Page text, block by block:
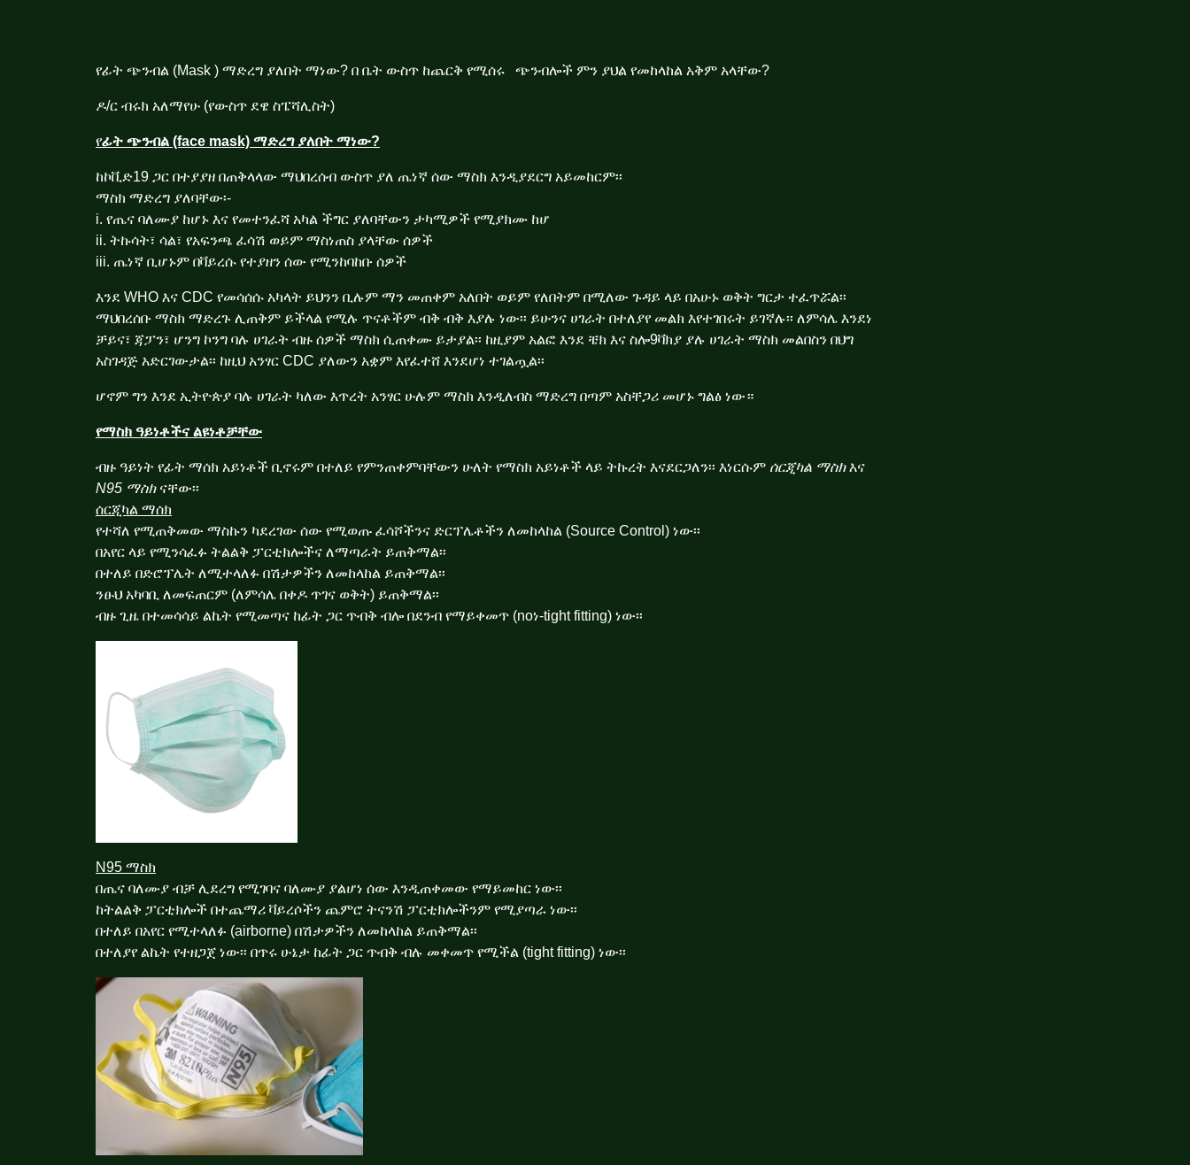
የፊት ጭንብል (Mask ) ማድረግ ያለበት ማነው? በ ቤት ውስጥ ከጨርቅ የሚሰሩ ጭንብሎች ምን ያህል የመከላከል አቅም አላቸው?
ዶ/ር ብሩክ አለማየሁ (የውስጥ ደዌ ስፔሻሊስት)
የፊት ጭንብል (face mask) ማድረግ ያለበት ማነው?
ከኮቪድ19 ጋር በተያያዘ በጠቅላላው ማህበረሰብ ውስጥ ያለ ጤነኛ ሰው ማስክ እንዲያደርግ አይመከርም፡፡
ማስክ ማድረግ ያለባቸው፡-
i. የጤና ባለሙያ ከሆኑ እና የመተንፈሻ አካል ችግር ያለባቸውን ታካሚዎች የሚያክሙ ከሆ
ii. ትኩሳት፣ ሳል፣ የአፍንጫ ፈሳሽ ወይም ማስነጠስ ያላቸው ሰዎች
iii. ጤነኛ ቢሆኑም በቫይረሱ የተያዘን ሰው የሚንከባከቡ ሰዎች
እንደ WHO እና CDC የመሳሰሱ አካላት ይህንን ቢሉም ማን መጠቀም አለበት ወይም የለበትም በሚለው ጉዳይ ላይ በአሁኑ ወቅት ግርታ ተፈጥሯል፡፡
ማህበረሰቡ ማስክ ማድረጉ ሊጠቅም ይችላል የሚሉ ጥናቶችም ብቅ ብቅ እያሉ ነው፡፡ ይሁንና ሀገራት በተለያየ መልክ እየተገበሩት ይገኛሉ፡፡ ለምሳሌ እንደነ
ቻይና፣ ጃፓን፣ ሆንግ ኮንግ ባሉ ሀገራት ብዙ ሰዎች ማስክ ሲጠቀሙ ይታያል፡፡ ከዚያም አልፎ እንደ ቼክ እና ስሎ9ቫክያ ያሉ ሀገራት ማስክ መልበስን በህግ
አስገዳጅ አድርገውታል፡፡ ከዚህ አንፃር CDC ያለውን አቋም እየፈተሸ እንደሆነ ተገልጧል፡፡
ሆኖም ግን እንደ ኢትዮጵያ ባሉ ሀገራት ካለው እጥረት አንፃር ሁሉም ማስክ እንዲለብስ ማድረግ በጣም አስቸጋሪ መሆኑ ግልፅ ነው።
የማስክ ዓይነቶችና ልዩነቶቻቸው
ብዙ ዓይነት የፊት ማሰክ አይነቶች ቢኖሩም በተለይ የምንጠቀምባቸውን ሁለት የማስክ አይነቶች ላይ ትኩረት እናደርጋለን፡፡ እነርሱም ሰርጂካል ማስክእና
N95 ማስክናቸው፡፡
ሰርጂካል ማሰክ
የተሻለ የሚጠቅመው ማስኩን ካደረገው ሰው የሚወጡ ፈሳሾችንና ድርፕሌቶችን ለመከላከል (Source Control) ነው፡፡
በአየር ላይ የሚንሳፈፉ ትልልቅ ፓርቲክሎችና ለማጣራት ይጠቅማል፡፡
በተለይ በድሮፕሌት ለሚተላለፉ በሽታዎችን ለመከላከል ይጠቅማል፡፡
ንፁህ አካባቢ ለመፍጠርም (ለምሳሌ በቀዶ ጥገና ወቅት) ይጠቅማል፡፡
ብዙ ጊዜ በተመሳሳይ ልኬት የሚመጣና ከፊት ጋር ጥብቅ ብሎ በደንብ የማይቀመጥ (noነ-tight fitting) ነው፡፡
N95 ማስክ
በጤና ባለሙያ ብቻ ሊደረግ የሚገባና ባለሙያ ያልሆነ ሰው እንዲጠቀመው የማይመከር ነው፡፡
ከትልልቅ ፓርቲክሎች በተጨማሪ ቫይረሶችን ጨምሮ ትናንሽ ፓርቲክሎችንም የሚያጣራ ነው፡፡
በተለይ በአየር የሚተላለፉ (airborne) በሽታዎችን ለመከላከል ይጠቅማል፡፡
በተለያየ ልኬት የተዘጋጀ ነው፡፡ በጥሩ ሁኔታ ከፊት ጋር ጥብቅ ብሉ መቀመጥ የሚችል (tight fitting) ነው፡፡